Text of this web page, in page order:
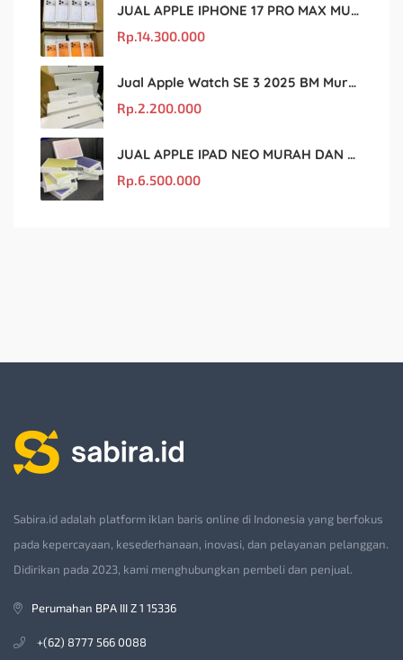
JUAL APPLE IPHONE 17 PRO MAX MURAH DAN ORIGINAL
Rp.14.300.000
Jual Apple Watch SE 3 2025 BM Murah Dan original
Rp.2.200.000
JUAL APPLE IPAD NEO MURAH DAN ORIGINAL
Rp.6.500.000
Sabira.id adalah platform iklan baris online di Indonesia yang berfokus
pada kepercayaan, kesederhanaan, inovasi, dan pelayanan pelanggan.
Didirikan pada 2023, kami menghubungkan pembeli dan penjual.
Perumahan BPA III Z 1 15336
+(62) 8777 566 0088